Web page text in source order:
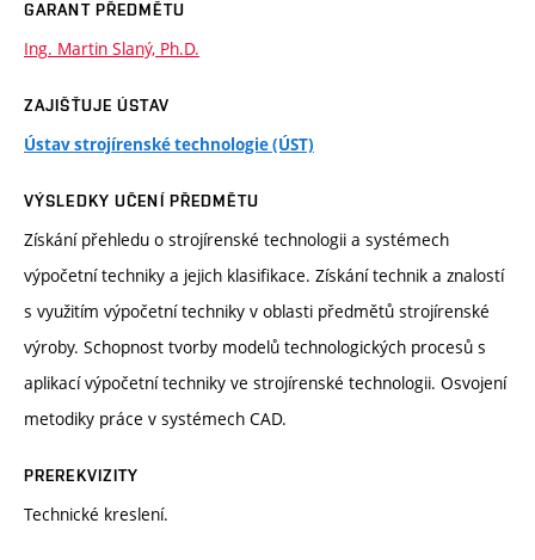
GARANT PŘEDMĚTU
Ing. Martin Slaný, Ph.D.
ZAJIŠŤUJE ÚSTAV
Ústav strojírenské technologie (ÚST)
VÝSLEDKY UČENÍ PŘEDMĚTU
Získání přehledu o strojírenské technologii a systémech
výpočetní techniky a jejich klasifikace. Získání technik a znalostí
s využitím výpočetní techniky v oblasti předmětů strojírenské
výroby. Schopnost tvorby modelů technologických procesů s
aplikací výpočetní techniky ve strojírenské technologii. Osvojení
metodiky práce v systémech CAD.
PREREKVIZITY
Technické kreslení.